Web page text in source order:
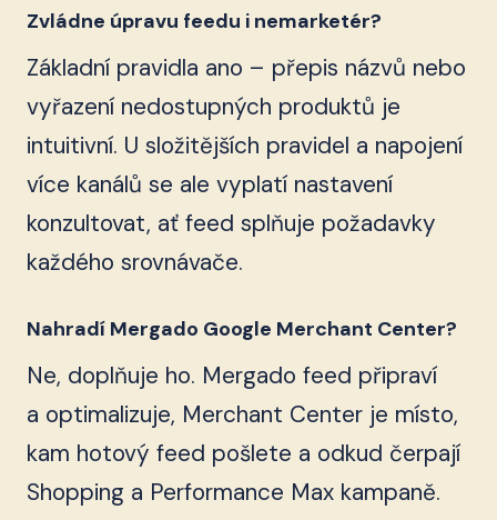
Zvládne úpravu feedu i nemarketér?
Základní pravidla ano – přepis názvů nebo
vyřazení nedostupných produktů je
intuitivní. U složitějších pravidel a napojení
více kanálů se ale vyplatí nastavení
konzultovat, ať feed splňuje požadavky
každého srovnávače.
Nahradí Mergado Google Merchant Center?
Ne, doplňuje ho. Mergado feed připraví
a optimalizuje, Merchant Center je místo,
kam hotový feed pošlete a odkud čerpají
Shopping a Performance Max kampaně.